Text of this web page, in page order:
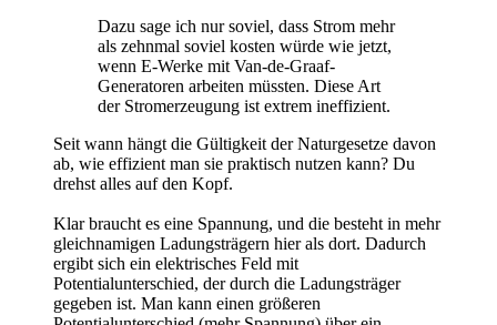
Dazu sage ich nur soviel, dass Strom mehr
als zehnmal soviel kosten würde wie jetzt,
wenn E-Werke mit Van-de-Graaf-
Generatoren arbeiten müssten. Diese Art
der Stromerzeugung ist extrem ineffizient.
Seit wann hängt die Gültigkeit der Naturgesetze davon
ab, wie effizient man sie praktisch nutzen kann? Du
drehst alles auf den Kopf.
Klar braucht es eine Spannung, und die besteht in mehr
gleichnamigen Ladungsträgern hier als dort. Dadurch
ergibt sich ein elektrisches Feld mit
Potentialunterschied, der durch die Ladungsträger
gegeben ist. Man kann einen größeren